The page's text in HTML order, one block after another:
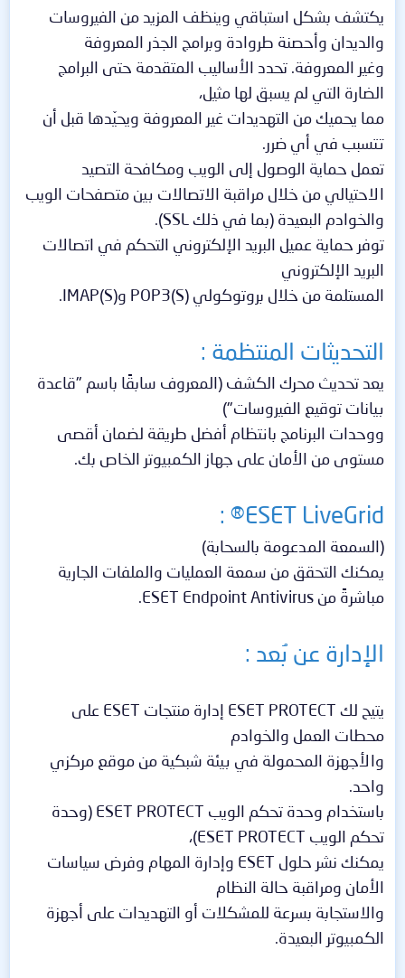
يكتشف بشكل استباقي وينظف المزيد من الفيروسات
والديدان وأحصنة طروادة وبرامج الجذر المعروفة
وغير المعروفة. تحدد الأساليب المتقدمة حتى البرامج
الضارة التي لم يسبق لها مثيل،
مما يحميك من التهديدات غير المعروفة ويحيّدها قبل أن
تتسبب في أي ضرر.
تعمل حماية الوصول إلى الويب ومكافحة التصيد
الاحتيالي من خلال مراقبة الاتصالات بين متصفحات الويب
والخوادم البعيدة (بما في ذلك SSL).
توفر حماية عميل البريد الإلكتروني التحكم في اتصالات
البريد الإلكتروني
المستلمة من خلال بروتوكولي POP3(S) وIMAP(S).
التحديثات المنتظمة :
يعد تحديث محرك الكشف (المعروف سابقًا باسم "قاعدة
بيانات توقيع الفيروسات")
ووحدات البرنامج بانتظام أفضل طريقة لضمان أقصى
مستوى من الأمان على جهاز الكمبيوتر الخاص بك.
ESET LiveGrid® :
(السمعة المدعومة بالسحابة)
يمكنك التحقق من سمعة العمليات والملفات الجارية
مباشرةً من ESET Endpoint Antivirus.
الإدارة عن بُعد :
يتيح لك ESET PROTECT إدارة منتجات ESET على
محطات العمل والخوادم
والأجهزة المحمولة في بيئة شبكية من موقع مركزي
واحد.
باستخدام وحدة تحكم الويب ESET PROTECT (وحدة
تحكم الويب ESET PROTECT)،
يمكنك نشر حلول ESET وإدارة المهام وفرض سياسات
الأمان ومراقبة حالة النظام
والاستجابة بسرعة للمشكلات أو التهديدات على أجهزة
الكمبيوتر البعيدة.